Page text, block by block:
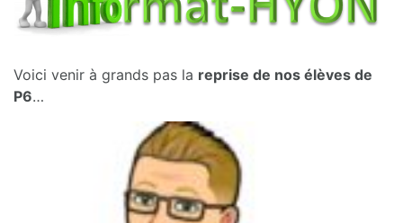
Voici venir à grands pas la reprise de nos élèves de
P6…